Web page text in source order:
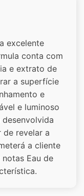
excelente
conta com
e extrato de
a superfície
e
e luminoso
revelar a
a cliente
Eau de